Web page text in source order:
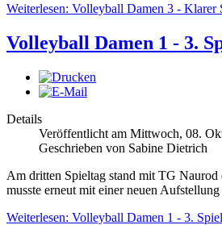
Weiterlesen: Volleyball Damen 3 - Klarer
Volleyball Damen 1 - 3.
Details
Veröffentlicht am Mittwoch, 08.
Geschrieben von Sabine Dietrich
Am dritten Spieltag stand mit TG Naurod
musste erneut mit einer neuen
Weiterlesen: Volleyball Damen 1 - 3.